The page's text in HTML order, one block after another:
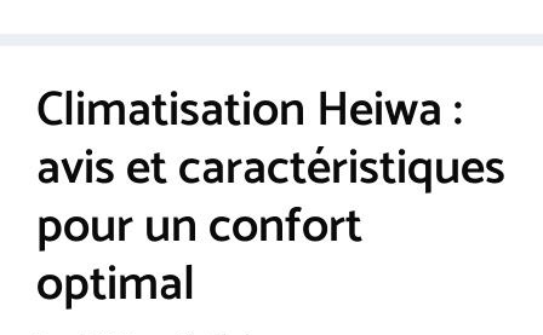
Climatisation Heiwa :
avis et caractéristiques
pour un confort
optimal